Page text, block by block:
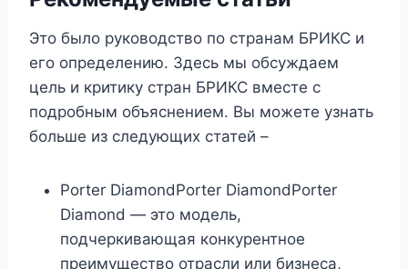
Это было руководство по странам БРИКС и
его определению. Здесь мы обсуждаем
цель и критику стран БРИКС вместе с
подробным объяснением. Вы можете узнать
больше из следующих статей –
Porter DiamondPorter DiamondPorter
Diamond — это модель,
подчеркивающая конкурентное
преимущество отрасли или бизнеса,